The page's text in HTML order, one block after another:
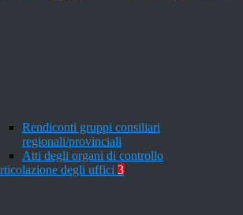
Rendiconti gruppi consiliari
regionali/provinciali
Atti degli organi di controllo
degli uffici 3